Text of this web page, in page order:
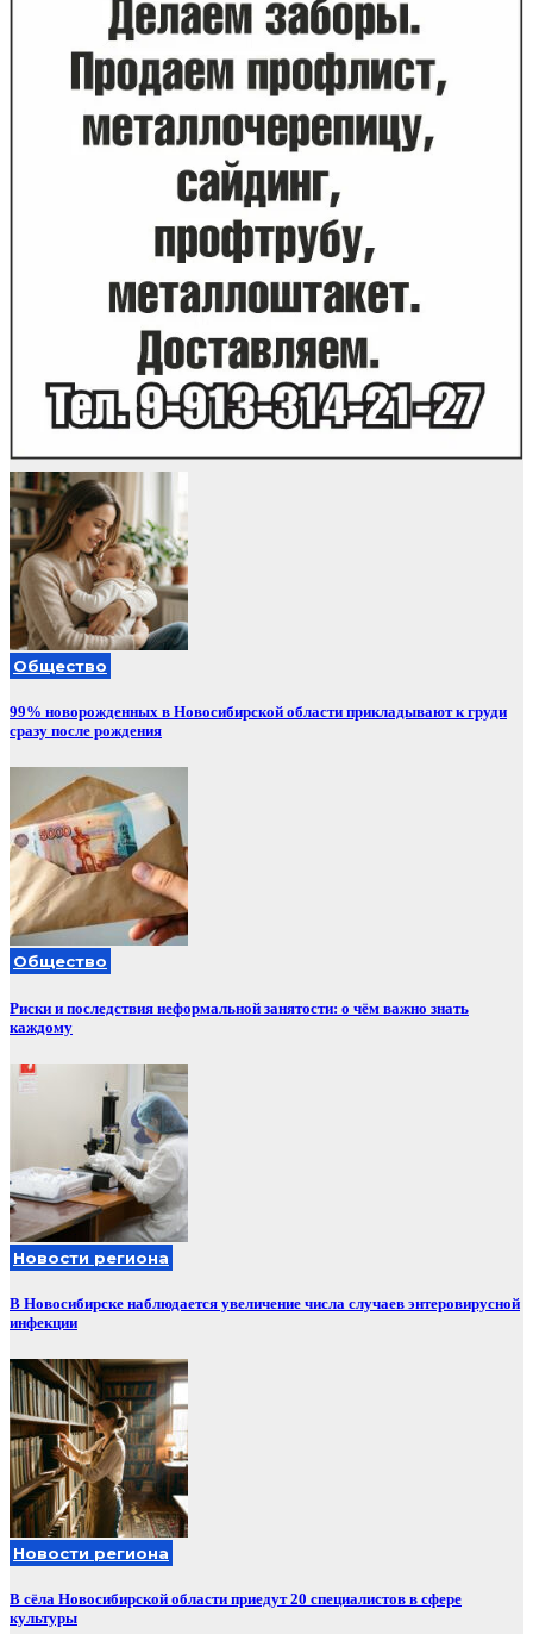
Общество
99% новорожденных в Новосибирской области прикладывают к груди
сразу после рождения
Общество
Риски и последствия неформальной занятости: о чём важно знать
каждому
Новости региона
В Новосибирске наблюдается увеличение числа случаев энтеровирусной
инфекции
Новости региона
В сёла Новосибирской области приедут 20 специалистов в сфере
культуры